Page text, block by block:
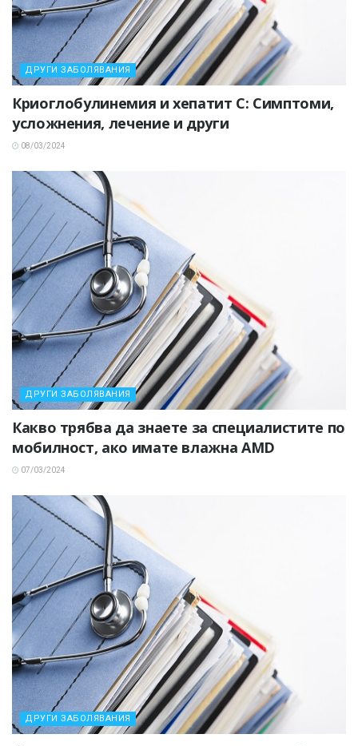
ДРУГИ ЗАБОЛЯВАНИЯ
Криоглобулинемия и хепатит C: Симптоми,
усложнения, лечение и други
08/03/2024
ДРУГИ ЗАБОЛЯВАНИЯ
Какво трябва да знаете за специалистите по
мобилност, ако имате влажна AMD
07/03/2024
ДРУГИ ЗАБОЛЯВАНИЯ